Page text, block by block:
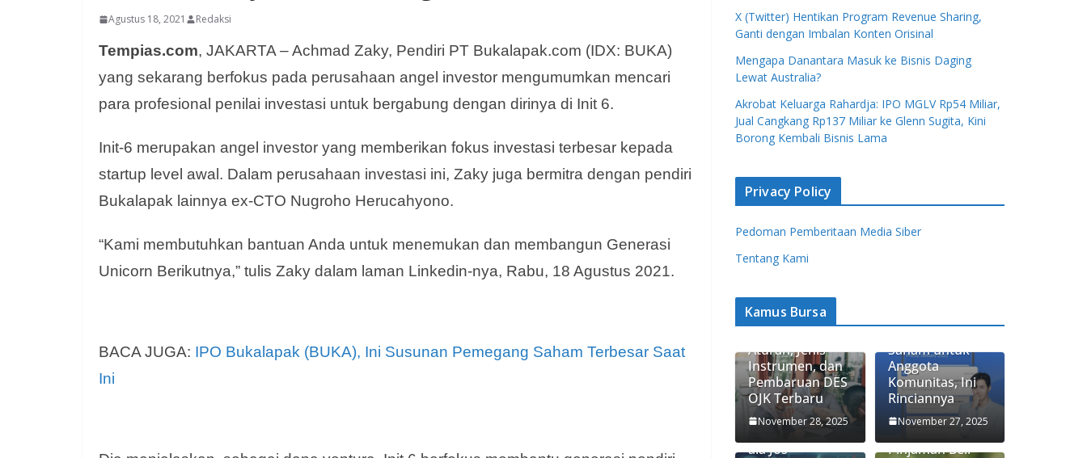
Agustus 18, 2021 Redaksi
Tempias.com, JAKARTA – Achmad Zaky, Pendiri PT Bukalapak.com (IDX: BUKA)
yang sekarang berfokus pada perusahaan angel investor mengumumkan mencari
para profesional penilai investasi untuk bergabung dengan dirinya di Init 6.
Init-6 merupakan angel investor yang memberikan fokus investasi terbesar kepada
startup level awal. Dalam perusahaan investasi ini, Zaky juga bermitra dengan pendiri
Bukalapak lainnya ex-CTO Nugroho Herucahyono.
“Kami membutuhkan bantuan Anda untuk menemukan dan membangun Generasi
Unicorn Berikutnya,” tulis Zaky dalam laman Linkedin-nya, Rabu, 18 Agustus 2021.
BACA JUGA: IPO Bukalapak (BUKA), Ini Susunan Pemegang Saham Terbesar Saat
Ini
X (Twitter) Hentikan Program Revenue Sharing,
Ganti dengan Imbalan Konten Orisinal
Mengapa Danantara Masuk ke Bisnis Daging
Lewat Australia?
Akrobat Keluarga Rahardja: IPO MGLV Rp54 Miliar,
Jual Cangkang Rp137 Miliar ke Glenn Sugita, Kini
Borong Kembali Bisnis Lama
Privacy Policy
Pedoman Pemberitaan Media Siber
Tentang Kami
Kamus Bursa
Apa Itu Saham
Aturan, Jenis
Instrumen, dan
Pembaruan DES
OJK Terbaru
November 28, 2025
Saham untuk
Anggota
Komunitas, Ini
Rinciannya
November 27, 2025
3 Strategi
ala Jos
Apa Itu Fitur
Pinjaman Beli